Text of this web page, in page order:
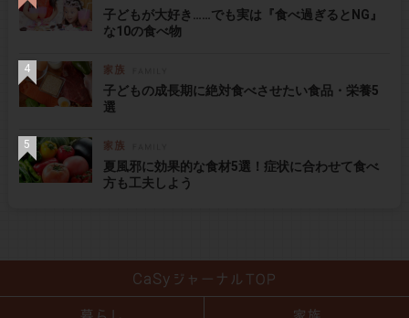
子どもが大好き……でも実は『食べ過ぎるとNG』
な10の食べ物
子どもの成長期に絶対食べさせたい食品・栄養5
選
夏風邪に効果的な食材5選！症状に合わせて食べ
方も工夫しよう